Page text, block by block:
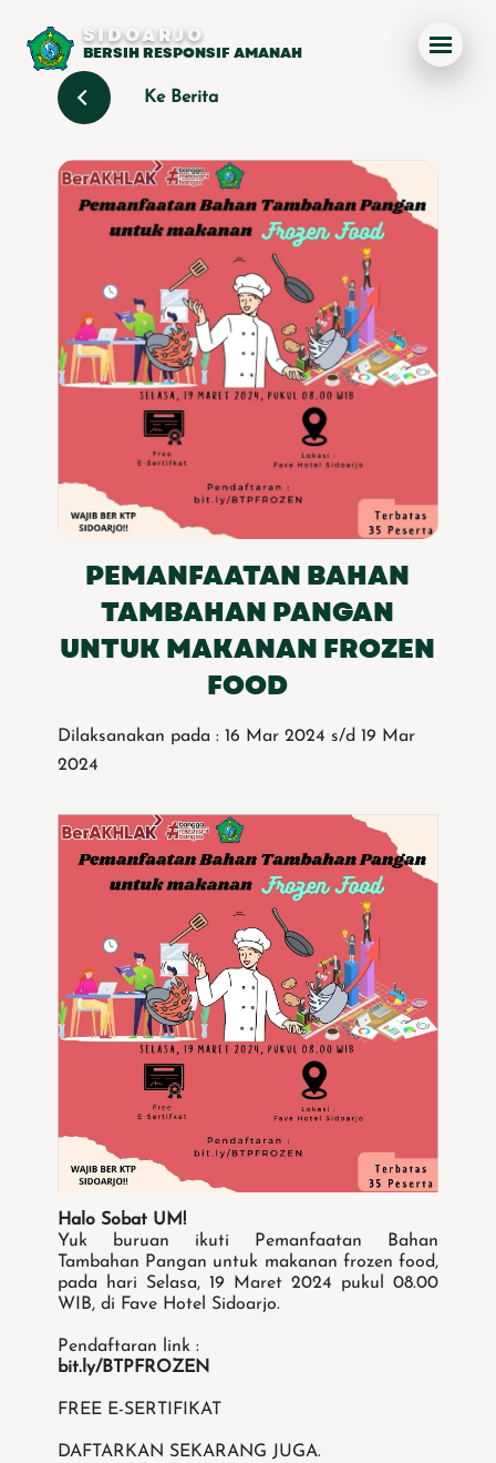
SIDOARJO
BERSIH RESPONSIF AMANAH
Ke Berita
PEMANFAATAN BAHAN
TAMBAHAN PANGAN
UNTUK MAKANAN FROZEN
FOOD
Dilaksanakan pada : 16 Mar 2024 s/d 19 Mar
2024
Halo Sobat UM!
Yuk buruan ikuti Pemanfaatan Bahan
Tambahan Pangan untuk makanan frozen food,
pada hari Selasa, 19 Maret 2024 pukul 08.00
WIB, di Fave Hotel Sidoarjo.
Pendaftaran link :
bit.ly/BTPFROZEN
FREE E-SERTIFIKAT
DAFTARKAN SEKARANG JUGA.